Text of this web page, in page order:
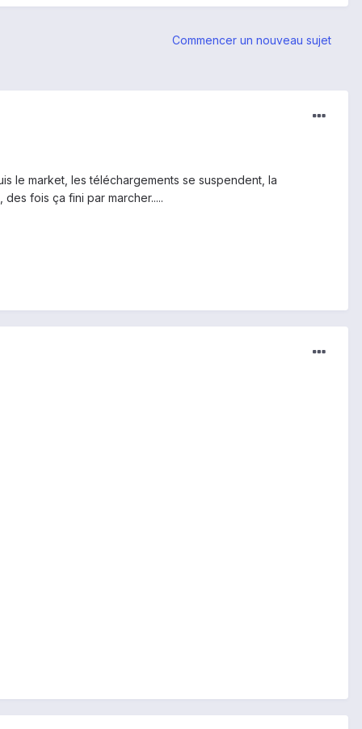
Commencer un nouveau sujet
le market, les téléchargements se suspendent, la
fois ça fini par marcher.....